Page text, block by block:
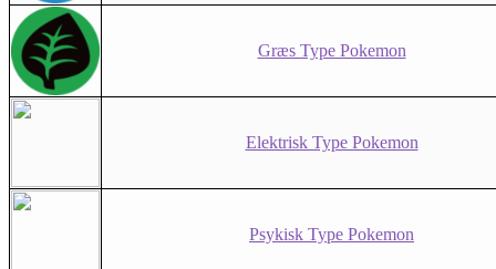
Græs Type Pokemon
Elektrisk Type Pokemon
Psykisk Type Pokemon